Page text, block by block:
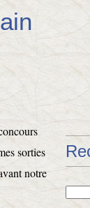
sorties
notre